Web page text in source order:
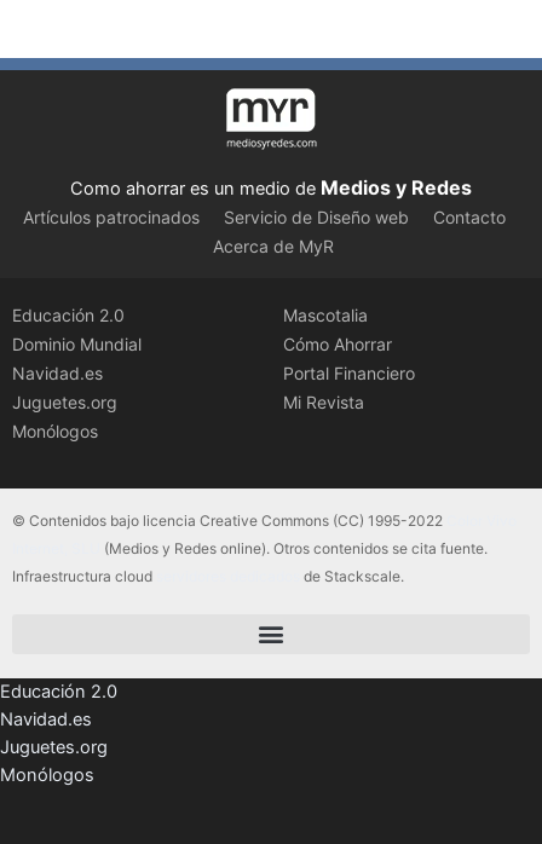
Como ahorrar es un medio de Medios y Redes
Artículos patrocinados Servicio de Diseño web
Contacto
Acerca de MyR
Educación 2.0
Dominio Mundial
Navidad.es
Juguetes.org
Monólogos
Mascotalia
Cómo Ahorrar
Portal Financiero
Mi Revista
© Contenidos bajo licencia Creative Commons (CC) 1995-2022
(Medios y Redes online). Otros contenidos se cita fuente.
Infraestructura cloud
de Stackscale.
Educación 2.0
Navidad.es
Juguetes.org
Monólogos